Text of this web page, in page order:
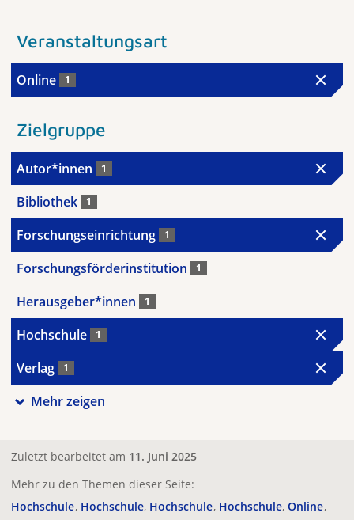
Veranstaltungsart
Online 1
Zielgruppe
Autor*innen 1
Bibliothek 1
Forschungseinrichtung 1
Forschungsförderinstitution 1
Herausgeber*innen 1
Hochschule 1
Verlag 1
Mehr zeigen
Zuletzt bearbeitet am 11. Juni 2025
Mehr zu den Themen dieser Seite:
Hochschule Hochschule Hochschule Hochschule Online